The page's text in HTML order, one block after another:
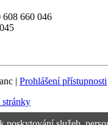
608 660 046
| Prohlášení přístupnosti
stránky